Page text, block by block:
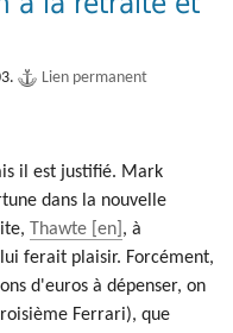
Lien permanent
il est justifié. Mark
dans la nouvelle
Thawte
, à
ferait plaisir. Forcément,
d'euros à dépenser, on
Ferrari), que